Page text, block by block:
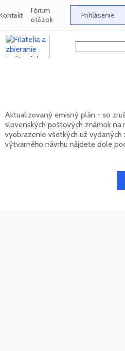
Fórum
otázok Prihlásenie
Aktualizovaný emisný plán - so
slovenských poštových známok na
vyobrazenie všetkých už vydaných
výtvarného návrhu nájdete dole